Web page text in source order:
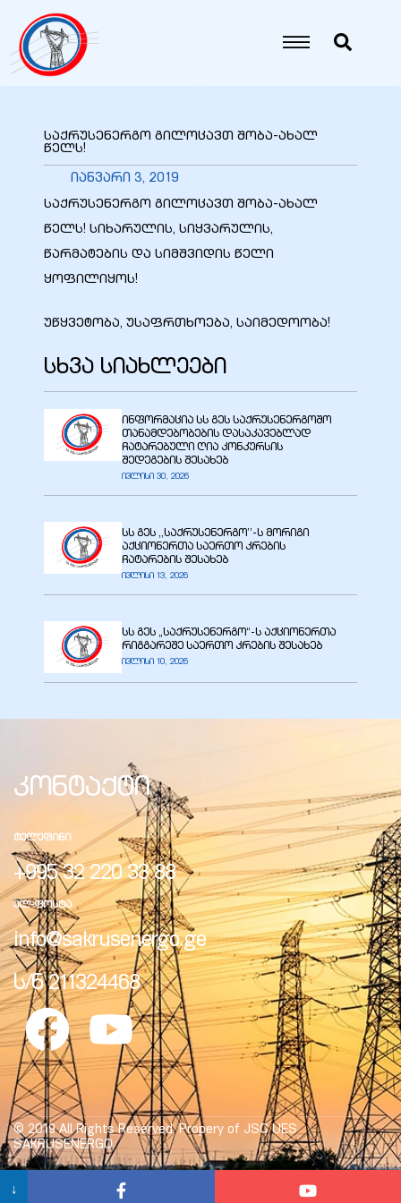
საქრუსენერგო გილოცავთ შობა-ახალ
წელს!
იანვარი 3, 2019
საქრუსენერგო გილოცავთ შობა-ახალ
წელს! სიხარულის, სიყვარულის,
წარმატების და სიმშვიდის წელი
ყოფილიყოს!
უწყვეტობა, უსაფრთხოება, საიმედოობა!
სხვა სიახლეები
ინფორმაცია სს გეს საქრუსენერგოშო
თანამდებობების დასაკავებლად
ჩატარებული ღია კონკურსის
შედეგების შესახებ
ივლისი 30, 2026
სს გეს ,,საქრუსენერგო’’-ს მორიგი
აქციონერთა საერთო კრების
ჩატარების შესახებ
ივლისი 13, 2026
სს გეს „საქრუსენერგო“-ს აქციონერთა
რიგგარეშე საერთო კრების შესახებ
ივლისი 10, 2026
კონტაქტი
ᲢᲔᲚᲔᲤᲘᲜᲘ
+995 32 220 33 88
ᲔᲚ-ᲤᲝᲡᲢᲐ
info@sakrusenergo.ge
ს/ნ 211324468
© 2019 All Rights Reserved. Propery of JSC UES
SAKRUSENERGO
–
↓